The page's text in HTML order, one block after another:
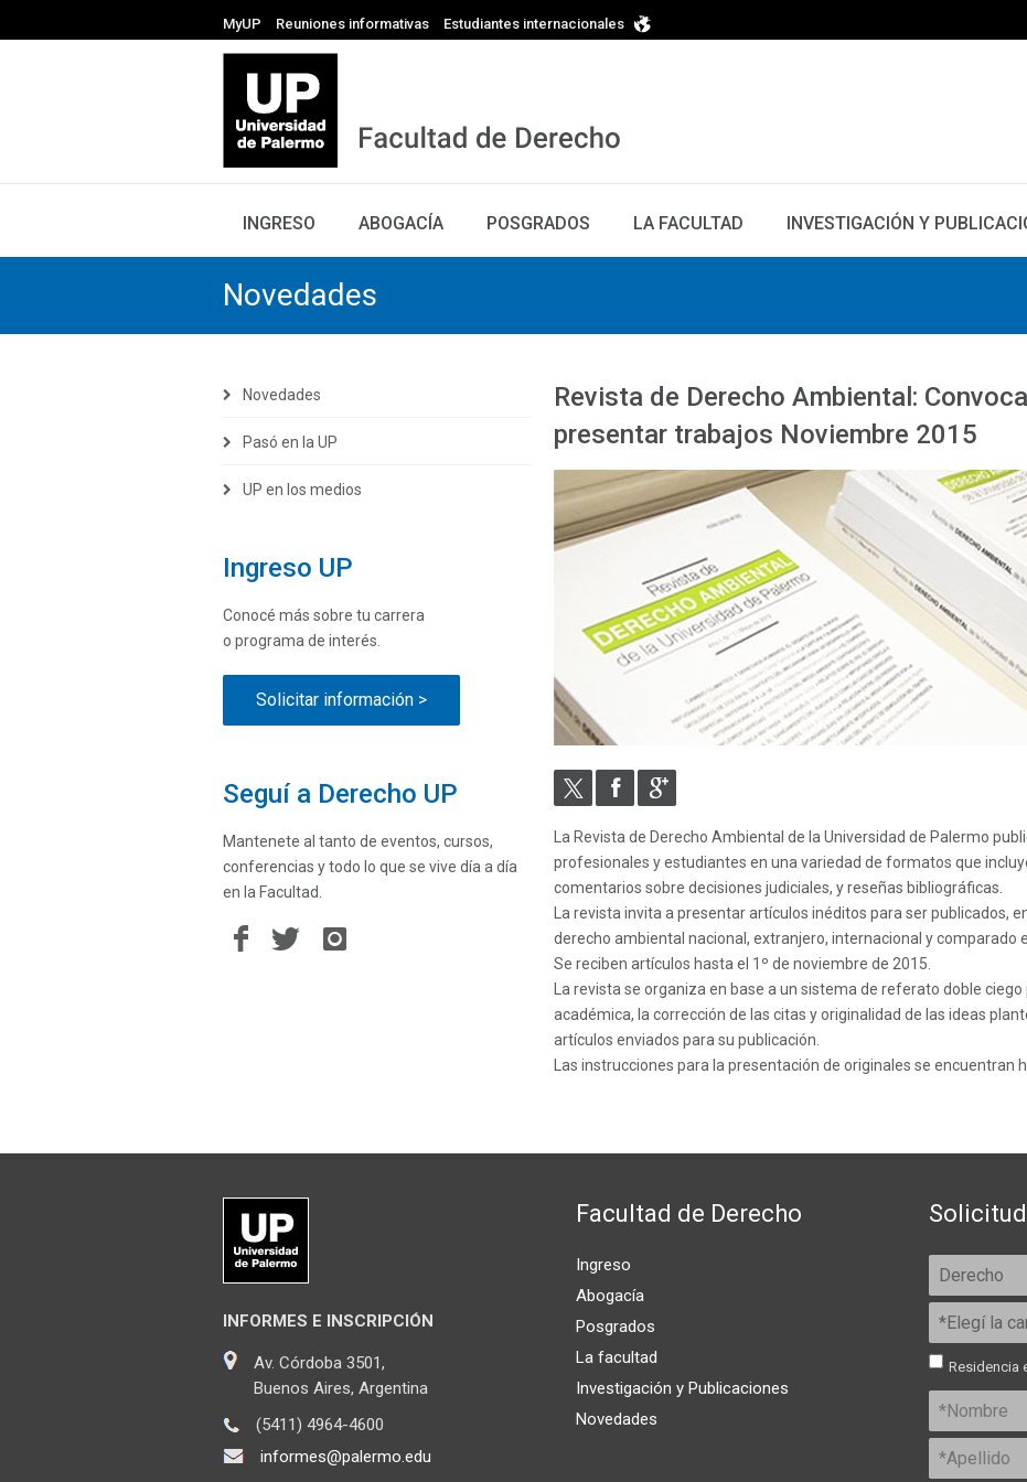
MyUP Reuniones informativas Estudiantes internacionales
INGRESO ABOGACÍA POSGRADOS LA FACULTAD INVESTIGACIÓN Y
Novedades
Revista de Derecho Ambiental:
presentar trabajos Noviembre 2015
La Revista de Derecho Ambiental de la Universidad de Palermo
profesionales y estudiantes en una variedad de formatos que
comentarios sobre decisiones judiciales, y reseñas bibliográficas.
La revista invita a presentar artículos inéditos para ser publicados,
derecho ambiental nacional, extranjero, internacional y comparado
Se reciben artículos hasta el 1º de noviembre de 2015.
La revista se organiza en base a un sistema de referato doble
académica, la corrección de las citas y originalidad de las ideas
artículos enviados para su publicación.
Las instrucciones para la presentación de originales se encuentran
Novedades
Pasó en la UP
UP en los medios
Ingreso UP
Conocé más sobre tu carrera
o programa de interés.
Solicitar información >
Seguí a Derecho UP
Mantenete al tanto de eventos, cursos,
conferencias y todo lo que se vive día a día
en la Facultad.
INFORMES E INSCRIPCIÓN
Av. Córdoba 3501,
Buenos Aires, Argentina
(5411) 4964-4600
informes@palermo.edu
Facultad de Derecho
Ingreso
Abogacía
Posgrados
La facultad
Investigación y Publicaciones
Novedades
Residencia